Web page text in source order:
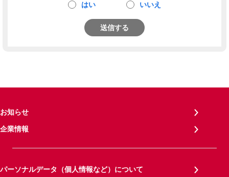
はい いいえ
送信する
お知らせ
企業情報
パーソナルデータ（個人情報など）について